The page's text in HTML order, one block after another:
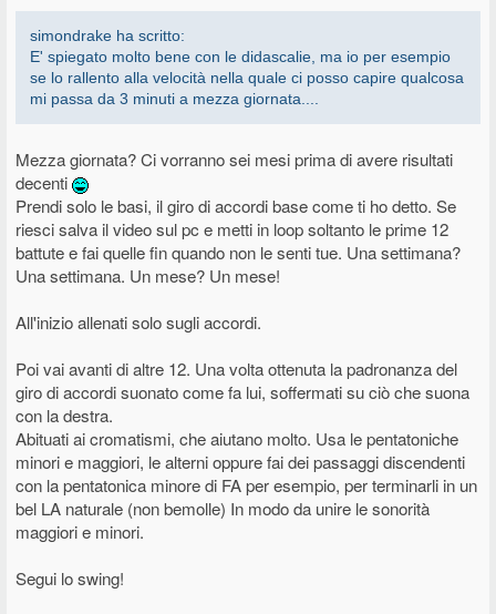
simondrake ha scritto:
E' spiegato molto bene con le didascalie, ma io per esempio
se lo rallento alla velocità nella quale ci posso capire qualcosa
mi passa da 3 minuti a mezza giornata....
Mezza giornata? Ci vorranno sei mesi prima di avere risultati
decenti
Prendi solo le basi, il giro di accordi base come ti ho detto. Se
riesci salva il video sul pc e metti in loop soltanto le prime 12
battute e fai quelle fin quando non le senti tue. Una settimana?
Una settimana. Un mese? Un mese!
All'inizio allenati solo sugli accordi.
Poi vai avanti di altre 12. Una volta ottenuta la padronanza del
giro di accordi suonato come fa lui, soffermati su ciò che suona
con la destra.
Abituati ai cromatismi, che aiutano molto. Usa le pentatoniche
minori e maggiori, le alterni oppure fai dei passaggi discendenti
con la pentatonica minore di FA per esempio, per terminarli in un
bel LA naturale (non bemolle) In modo da unire le sonorità
maggiori e minori.
Segui lo swing!